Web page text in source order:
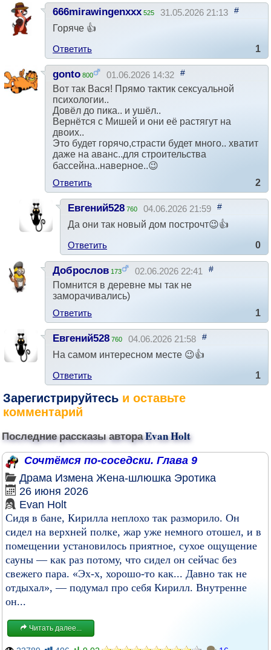
666mirawingenxxx 525 31.05.2026 21:13 #
Горяче 👍
Ответить
1
gonto 800 01.06.2026 14:32 #
Вот так Вася! Прямо тактик сексуальной
психологии..
Довёл до пика.. и ушёл..
Вернётся с Мишей и они её растягут на
двоих..
Это будет горячо,страсти будет много.. хватит
даже на аванс..для строительства
бассейна..наверное..😉
Ответить
2
Евгений528 760 04.06.2026 21:59 #
Да они так новый дом построчт😉👍
Ответить
0
Доброслов 173 02.06.2026 22:41 #
Помнится в деревне мы так не
заморачивались)
Ответить
1
Евгений528 760 04.06.2026 21:58 #
На самом интересном месте 😉👍
Ответить
1
Зарегистрируйтесь и оставьте
комментарий
Последние рассказы автораEvan Holt
Сочтёмся по-соседски. Глава 9
Драма Измена Жена-шлюшка Эротика
26 июня 2026
Evan Holt
Сидя в бане, Кирилла неплохо так разморило. Он
сидел на верхней полке, жар уже немного отошел, и в
помещении установилось приятное, сухое ощущение
сауны — как раз потому, что сидел он сейчас без
свежего пара. «Эх-х, хорошо-то как... Давно так не
отдыхал», — подумал про себя Кирилл. Внутренне
он...
Читать далее...